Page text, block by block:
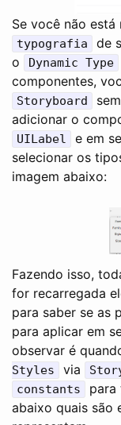
Se você não
typografia
de
o
Dynamic Type
componentes,
Storyboard
adicionar o
UILabel
e em
selecionar os
imagem abaixo:
Fazendo isso,
for recarregada
para saber se as
para aplicar em
observar é
Styles
via
constants
para
abaixo quais são